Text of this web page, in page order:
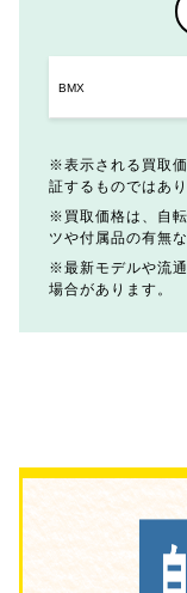
表示される買取
証するものではあり
買取価格は、自
ツや付属品の有無
最新モデルや流
場合があります。